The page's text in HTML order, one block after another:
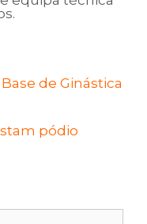
de Ginástica
pódio